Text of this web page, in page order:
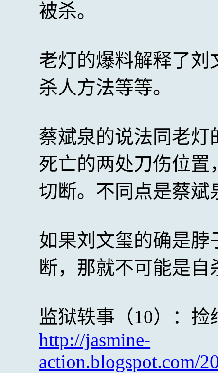
被杀。
老灯的爆料解释了
杀人方法等等。
蔡斌泉的说法同老
死亡的两处刀伤位
切断。不同点是蔡
如果刘文玺的确是
断，那就不可能是
监狱轶事（10）：捡
http://jasmine-
action.blogspot.com/